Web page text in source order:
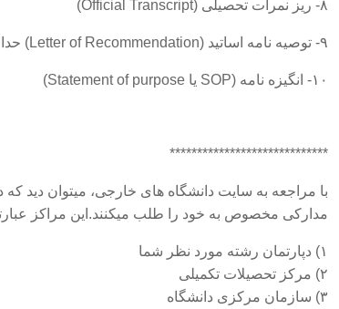
۸- ریز نمرات تحصیلی (Official Transcript)
۹- توصیه نامه اساتید (Letter of Recommendation) حداقل سه عدد
۱۰- انگیزه نامه (SOP یا Statement of purpose)
*****************************
با مراجعه به سایت دانشگاه های خارجی، میتوان دید
مدارکی مخصوص به خود را طلب میکنند.این مراکز
۱) دپارتمان رشته مورد نظر شما
۲) مرکز تحصیلات تکمیلی
۳) سازمان مرکزی دانشگاه